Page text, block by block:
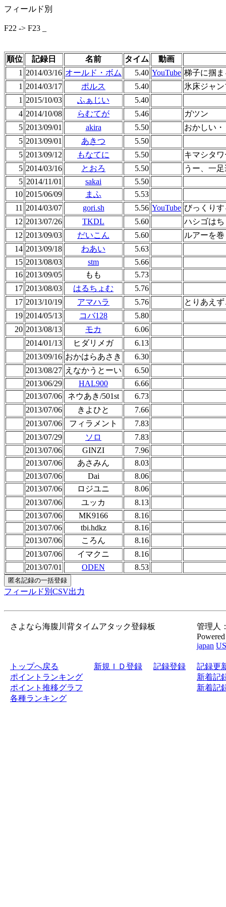
フィールド別
F22 -> F23 _
順位 記録日 名前 タイム
動画
1 2014/03/16 オールド・ボム 5.40 YouTube 梯子に掴
1 2014/03/17 ポルス 5.40
氷床ジャ
1 2015/10/03 ふぁじい
5.40
4 2014/10/08 らむてが 5.46
ガツン
5 2013/09/01 akira 5.50
おかしい
5 2013/09/01 あきつ
5.50
5 2013/09/12 もなてに 5.50
キマシタワ
5 2014/03/16 とおろ 5.50
うー、一
5 2014/11/01 sakai
5.50
10 2015/06/09 まふ
5.53
11 2014/03/07 gori.sh 5.56 YouTube びっくり
12 2013/07/26 TKDL 5.60
ハシゴは
12 2013/09/03 だいこん 5.60
ルアーを
14 2013/09/18 わあい
5.63
15 2013/08/03 stm
5.66
16 2013/09/05 もも
5.73
17 2013/08/03 はるちょむ
5.76
17 2013/10/19 アマハラ 5.76
とりあえ
19 2014/05/13 コバ128
5.80
20 2013/08/13 モカ
6.06
2014/01/13
ヒダリメガ
6.13
2013/09/16 おかはらあさき
6.30
2013/08/27 えなかうとーい
6.50
2013/06/29
HAL900
6.66
2013/07/06
ネウあき/501st
6.73
2013/07/06
きよひと
7.66
2013/07/06
フィラメント
7.83
2013/07/29
ソロ
7.83
2013/07/06
GINZI
7.96
2013/07/06
あさみん
8.03
2013/07/06
Dai
8.06
2013/07/06
ロジユニ
8.06
2013/07/06
ユッカ
8.13
2013/07/06
MK9166
8.16
2013/07/06
tbi.hdkz
8.16
2013/07/06
ころん
8.16
2013/07/06
イマクニ
8.16
2013/07/01
ODEN 8.53
フィールド別CSV出力
さよなら海腹川背タイムアタック登録板
管理人
japan
トップへ戻る
ポイントランキング
ポイント推移グラフ
各種ランキング
新規ＩＤ登録 記録登録
記録更
新着記
新着記